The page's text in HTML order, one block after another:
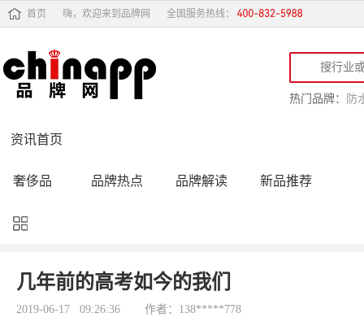
首页 嗨，欢迎来到品牌网 全国服务热线：
热门品牌： 防
资讯首页
奢侈品 品牌热点 品牌解读 新品推荐
品牌黑榜
品牌导购 专家点评 精彩点评
几年前的高考如今的我们
2019-06-17 09:26:36 作者：138*****778